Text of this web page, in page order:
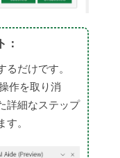
：
るだけです。
作を取り消
詳細なステップ
。